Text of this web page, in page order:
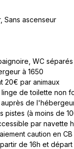
Sans ascenseur
WC séparés
à 1650
20€ par animaux
de toilette non
de
pistes (à moins de
par navette
caution en CB
de 16h et départ